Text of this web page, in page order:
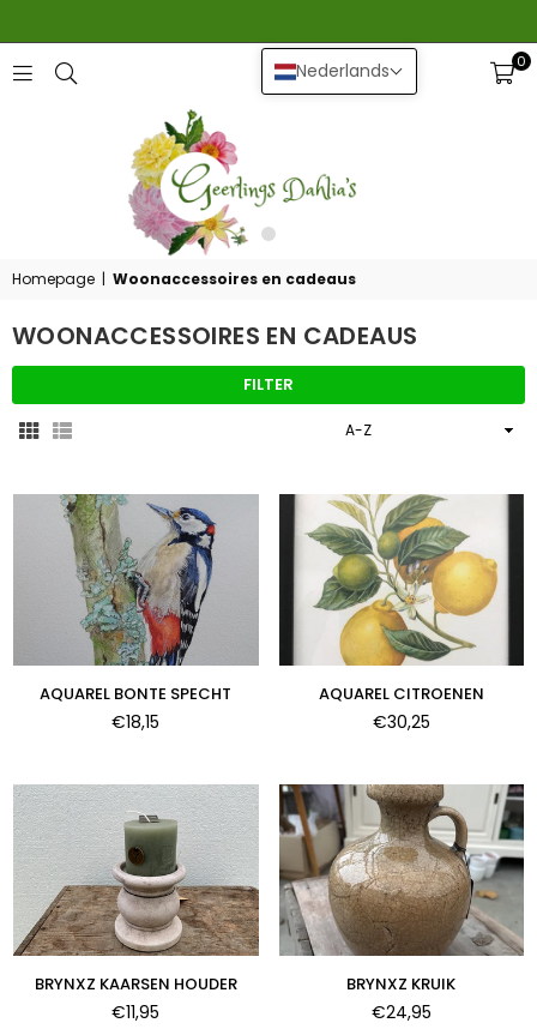
GEERLINGS
0
Homepage | Woonaccessoires en cadeaus
WOONACCESSOIRES EN CADEAUS
FILTER
Sorteer
AQUAREL BONTE SPECHT
Normale
€18,15
AQUAREL CITROENEN
Normale
€30,25
BRYNXZ KAARSEN HOUDER
Normale
€11,95
BRYNXZ KRUIK
Normale
€24,95
Nederlands